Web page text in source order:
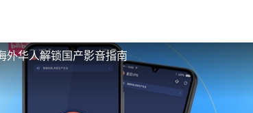
外华人解锁国产影音指南